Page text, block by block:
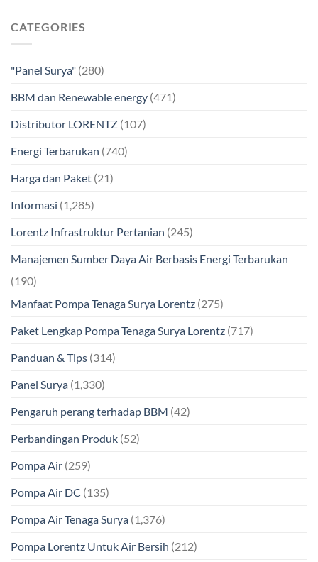
CATEGORIES
"Panel Surya" (280)
BBM dan Renewable energy (471)
Distributor LORENTZ (107)
Energi Terbarukan (740)
Harga dan Paket (21)
Informasi (1,285)
Lorentz Infrastruktur Pertanian (245)
Manajemen Sumber Daya Air Berbasis Energi Terbarukan
(190)
Manfaat Pompa Tenaga Surya Lorentz (275)
Paket Lengkap Pompa Tenaga Surya Lorentz (717)
Panduan & Tips (314)
Panel Surya (1,330)
Pengaruh perang terhadap BBM (42)
Perbandingan Produk (52)
Pompa Air (259)
Pompa Air DC (135)
Pompa Air Tenaga Surya (1,376)
Pompa Lorentz Untuk Air Bersih (212)